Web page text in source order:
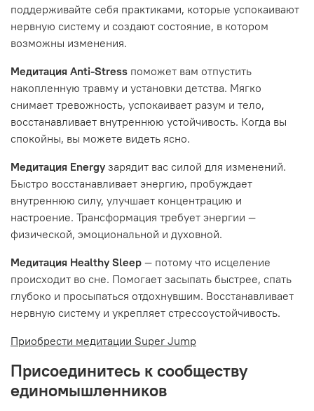
поддерживайте себя практиками, которые успокаивают
нервную систему и создают состояние, в котором
возможны изменения.
Медитация Anti-Stress поможет вам отпустить
накопленную травму и установки детства. Мягко
снимает тревожность, успокаивает разум и тело,
восстанавливает внутреннюю устойчивость. Когда вы
спокойны, вы можете видеть ясно.
Медитация Energy зарядит вас силой для изменений.
Быстро восстанавливает энергию, пробуждает
внутреннюю силу, улучшает концентрацию и
настроение. Трансформация требует энергии —
физической, эмоциональной и духовной.
Медитация Healthy Sleep — потому что исцеление
происходит во сне. Помогает засыпать быстрее, спать
глубоко и просыпаться отдохнувшим. Восстанавливает
нервную систему и укрепляет стрессоустойчивость.
Приобрести медитации Super Jump
Присоединитесь к сообществу
единомышленников